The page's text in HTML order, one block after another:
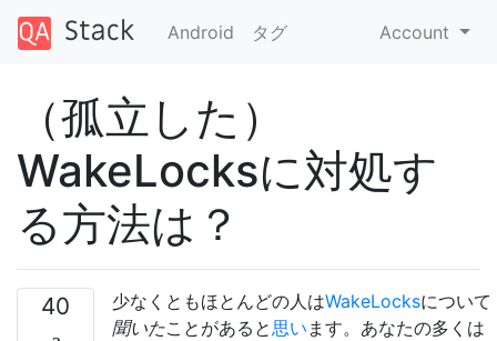
Android タグ Account
（孤立した）
WakeLocksに対処す
る方法は？
40 少なくともほとんどの人はWakeLocksについて
聞いたことがあると 思い ます。あなたの多くは